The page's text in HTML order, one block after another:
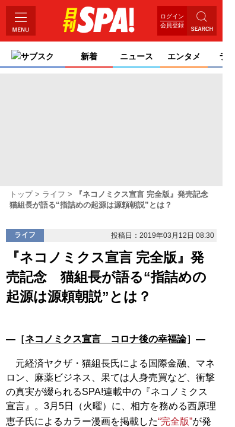
ログイン
会員登録
サブスク 新着 ニュース エンタメ ライ
トップ ライフ
『ネコノミクス宣言 完全版』発売記念
猫組長が語る“指詰めの起源は源頼朝説”とは？
ライフ 投稿日：2019年03月12日 08:30
『ネコノミクス宣言 完全版』発
売記念 猫組長が語る“指詰めの
起源は源頼朝説”とは？
―［ネコノミクス宣言 コロナ後の幸福論］―
元経済ヤクザ・猫組長氏による国際金融、マネ
ロン、麻薬ビジネス、果ては人身売買など、衝撃
の真実が綴られるSPA!連載中の『ネコノミクス
宣言』。3月5日（火曜）に、相方を務める西原理
恵子氏によるカラー漫画を掲載した“完全版”が発